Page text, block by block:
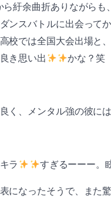
ら紆余曲折ありながら
ンスバトルに出会って
校では全国大会出場と
き思い出
かな？笑
く、メンタル強の彼に
ラ すぎるーーー。
になったそうで、また